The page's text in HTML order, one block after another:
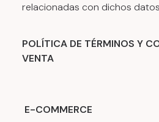
relacionadas con dichos
POLÍTICA DE TÉRMINOS Y
VENTA
E-COMMERCE